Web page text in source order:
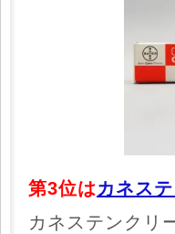
第3位はカネス
カネステンクリ